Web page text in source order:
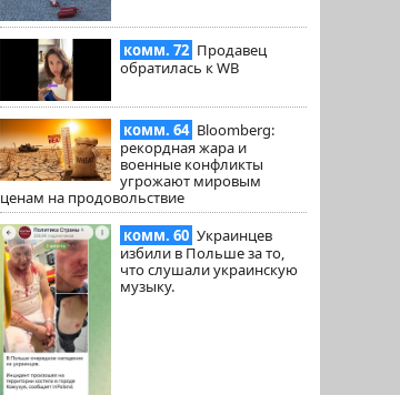
комм. 72 Продавец
обратилась к WB
комм. 64 Bloomberg:
рекордная жара и
военные конфликты
угрожают мировым
ценам на продовольствие
комм. 60 Украинцев
избили в Польше за то,
что слушали украинскую
музыку.